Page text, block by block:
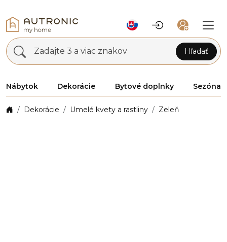
Zadajte 3 a viac znakov Hľadať
Nábytok Dekorácie Bytové doplnky Sezóna
Dekorácie Umelé kvety a rastliny Zeleň